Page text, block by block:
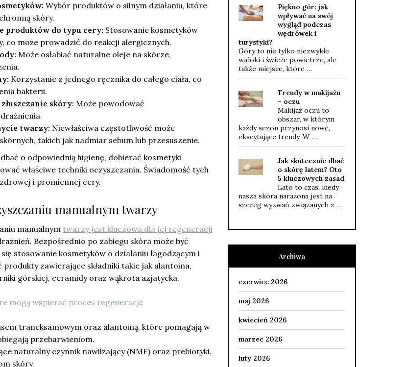
Wybór produktów o silnym działaniu, które
skóry.
produktów do typu cery: Stosowanie kosmetyków
co może prowadzić do reakcji alergicznych.
Może osłabiać naturalne oleje na skórze,
Korzystanie z jednego ręcznika do całego ciała, co
bakterii.
skóry: Może powodować
twarzy: Niewłaściwa częstotliwość może
takich jak nadmiar sebum lub przesuszenie.
o odpowiednią higienę, dobierać kosmetyki
właściwe techniki oczyszczania. Świadomość tych
i promiennej cery.
manualnym twarzy
manualnym twarzy jest kluczowa dla jej regeneracji
Bezpośrednio po zabiegu skóra może być
stosowanie kosmetyków o działaniu łagodzącym i
zawierające składniki takie jak alantoina,
górskiej, ceramidy oraz wąkrota azjatycka.
mogą wspierać proces regeneracji:
traneksamowym oraz alantoiną, które pomagają w
przebarwieniom.
naturalny czynnik nawilżający (NMF) oraz prebiotyki,
skóry.
Piękno gór: jak
wpływać na swój
wygląd podczas
wędrówek i
turystyki?
Góry to nie tylko niezwykłe
widoki i świeże powietrze, ale
także miejsce, które …
Trendy w makijażu
– oczu
Makijaż oczu to
obszar, w którym
każdy sezon przynosi nowe,
ekscytujące trendy. W …
Jak skutecznie dbać
o skórę latem? Oto
5 kluczowych zasad
Lato to czas, kiedy
nasza skóra narażona jest na
szereg wyzwań związanych z …
Archiwa
czerwiec 2026
maj 2026
kwiecień 2026
marzec 2026
luty 2026